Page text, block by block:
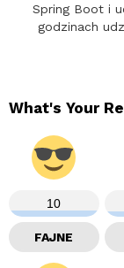
Spring Boot i
godzinach
What's Your
10
FAJNE